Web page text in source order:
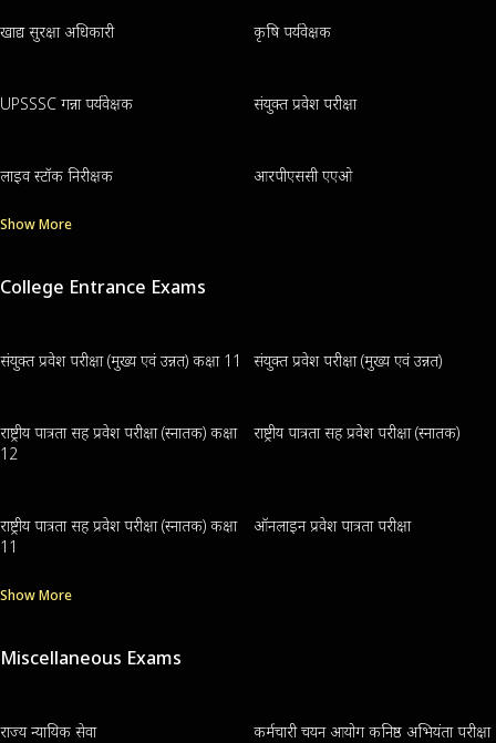
खाद्य सुरक्षा अधिकारी कृषि पर्यवेक्षक
UPSSSC गन्ना पर्यवेक्षक संयुक्त प्रवेश परीक्षा
लाइव स्टॉक निरीक्षक आरपीएससी एएओ
Show More
College Entrance Exams
संयुक्त प्रवेश परीक्षा (मुख्य एवं उन्नत) कक्षा 11 संयुक्त प्रवेश परीक्षा (मुख्य एवं उन्नत)
राष्ट्रीय पात्रता सह प्रवेश परीक्षा (स्नातक) कक्षा
12
राष्ट्रीय पात्रता सह प्रवेश परीक्षा (स्नातक)
राष्ट्रीय पात्रता सह प्रवेश परीक्षा (स्नातक) कक्षा
11
ऑनलाइन प्रवेश पात्रता परीक्षा
Show More
Miscellaneous Exams
राज्य न्यायिक सेवा कर्मचारी चयन आयोग कनिष्ठ अभियंता परीक्षा